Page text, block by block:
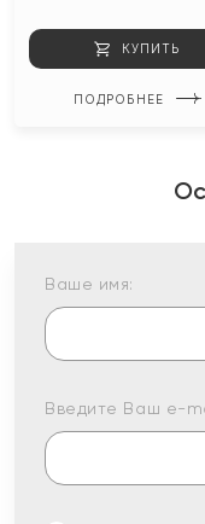
КУПИТЬ
ПОДРОБНЕЕ
Ваше имя:
Введите Ваш e-